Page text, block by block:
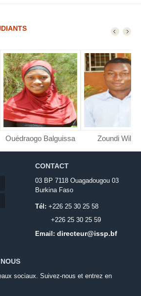
Ouédraogo Balguissa Zoundi
CONTACT
03 BP 7118 Ouagadougou 03
Burkina Faso
Tél: +226 25 30 25 58
+226 25 30 25 59
Email: directeur@issp.bf
sociaux. Suivez-nous et entrez en